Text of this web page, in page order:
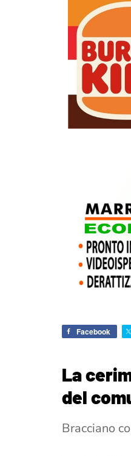
Facebook
La
del
Bracciano